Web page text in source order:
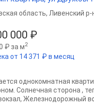
000 ₽
₽ за м2
от 14 371 ₽ в месяц
область, Ливенский р-
однокомнатная
Солнечная сторона ,
Железнодорожный